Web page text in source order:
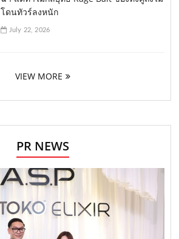
โดนทัวร์ลงหนัก
July 22, 2026
VIEW MORE
PR NEWS